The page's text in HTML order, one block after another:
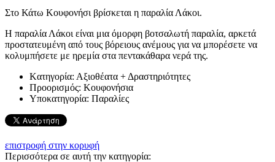
Στο Κάτω Κουφονήσι βρίσκεται η παραλία Λάκοι.
Η παραλία Λάκοι είναι μια όμορφη βοτσαλωτή παραλία, αρκετά
προστατευμένη από τους βόρειους ανέμους για να μπορέσετε να
κολυμπήσετε με ηρεμία στα πεντακάθαρα νερά της.
Kατηγορία: Αξιοθέατα + Δραστηριότητες
Προορισμός: Κουφονήσια
Υποκατηγορία: Παραλίες
επιστροφή στην κορυφή
Περισσότερα σε αυτή την κατηγορία: